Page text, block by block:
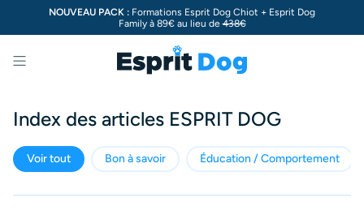
NOUVEAU PACK : Formations Esprit Dog Chiot + Esprit Dog
Family à 89€ au lieu de438€
Menu
Index des articles ESPRIT DOG
Voir tout Bon à savoir Éducation / Comportement